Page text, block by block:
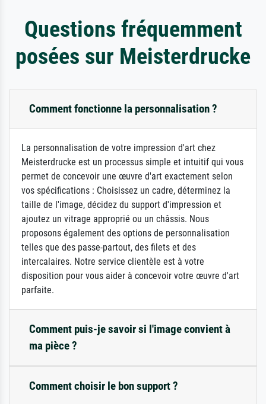
Questions fréquemment
posées sur Meisterdrucke
Comment fonctionne la personnalisation ?
La personnalisation de votre impression d'art chez
Meisterdrucke est un processus simple et intuitif qui vous
permet de concevoir une œuvre d'art exactement selon
vos spécifications : Choisissez un cadre, déterminez la
taille de l'image, décidez du support d'impression et
ajoutez un vitrage approprié ou un châssis. Nous
proposons également des options de personnalisation
telles que des passe-partout, des filets et des
intercalaires. Notre service clientèle est à votre
disposition pour vous aider à concevoir votre œuvre d'art
parfaite.
Comment puis-je savoir si l'image convient à
ma pièce ?
Comment choisir le bon support ?